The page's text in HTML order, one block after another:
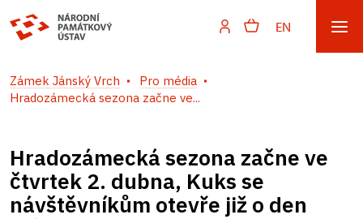
EN
Zámek Jánský Vrch
Pro média
Hradozámecká sezona začne ve...
Hradozámecká sezona začne ve
čtvrtek 2. dubna, Kuks se
návštěvníkům otevře již o den